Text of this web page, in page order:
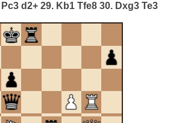
d2+ 29. Kb1 Tfe8 30. Dxg3 Te3